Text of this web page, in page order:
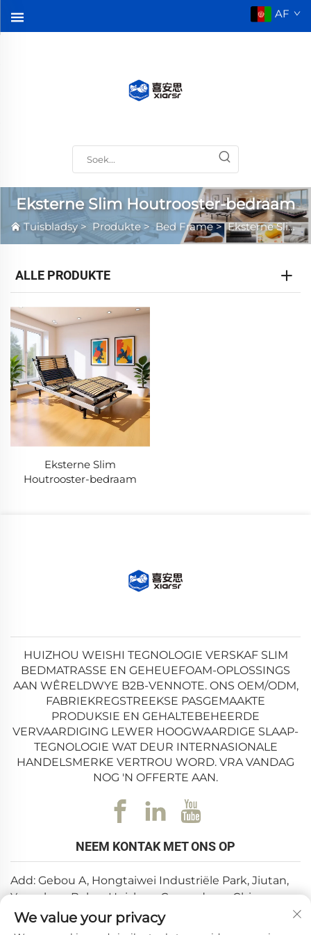
AF
Eksterne Slim Houtrooster-bedraam
Tuisbladsy> Produkte>Bed Frame>Eksterne Slim Houtrooster-bedraam
ALLE PRODUKTE
Eksterne Slim
Houtrooster-bedraam
HUIZHOU WEISHI TEGNOLOGIE VERSKAF SLIM
BEDMATRASSE EN GEHEUEFOAM-OPLOSSINGS
AAN WÊRELDWYE B2B-VENNOTE. ONS OEM/ODM,
FABRIEKREGSTREEKSE PASGEMAAKTE
PRODUKSIE EN GEHALTEBEHEERDE
VERVAARDIGING LEWER HOOGWAARDIGE SLAAP-
TEGNOLOGIE WAT DEUR INTERNASIONALE
HANDELSMERKE VERTROU WORD. VRA VANDAG
NOG 'N OFFERTE AAN.
NEEM KONTAK MET ONS OP
Add: Gebou A, Hongtaiwei Industriële Park, Jiutan,
Yuanzhou, Boluo, Huizhou, Guangdong, China
E-pos:[email protected]
We value your privacy